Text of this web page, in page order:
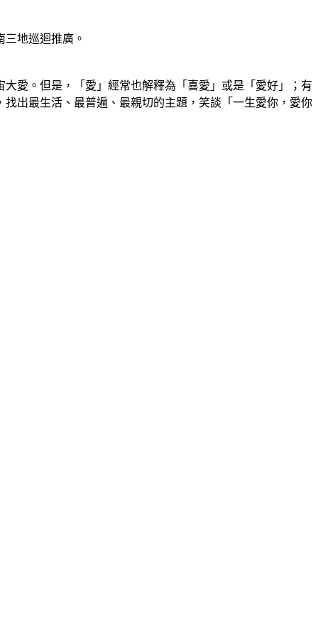
地巡迴推廣。
愛。但是，「愛」經常也解釋為「喜愛」或是「愛好」；有
出最生活、最普遍、最親切的主題，笑談「一生愛你，愛你